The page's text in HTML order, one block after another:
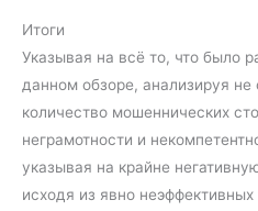
Итоги
Указывая на всё то, что было
данном обзоре, анализируя
количество мошеннических
неграмотности и
указывая на крайне
исходя из явно неэффективных